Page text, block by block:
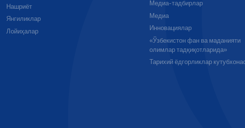
Нашриёт
Янгиликлар
Лойиҳалар
Медиа-тадбирлар
Медиа
Инновациялар
«Ўзбекистон фан ва маданияти
олимлар тадқиқотларида»
Тарихий ёдгорликлар